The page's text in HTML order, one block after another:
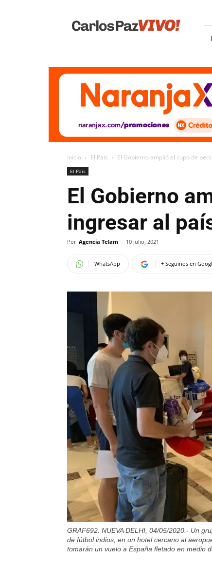
Vivo
Inicio El Pais El Gobierno amplió el cupo de
El Pais
El Gobierno
ingresar al
Por Agencia Telam - 10 julio, 2021
WhatsApp + Seguinos en
GRAF692. NUEVA DELHI, 04/05/2020.- Un
de fútbol indios, en un hotel cercano al
tomarán un vuelo a España fletado en medio